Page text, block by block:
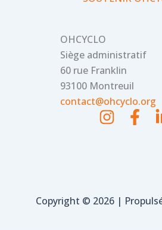
OHCYCLO
Siège administratif
60 rue Franklin
93100 Montreuil
contact@ohcyclo.org
Copyright © 2026 |